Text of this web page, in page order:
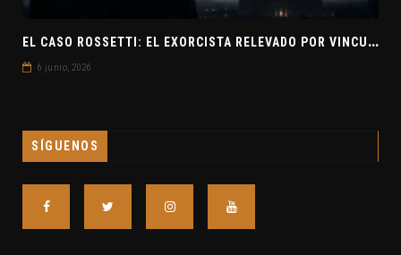
E
L CASO ROSSETTI: EL EXORCISTA RELEVADO POR VINCULAR OVNIS Y DEMONIOS
6 junio, 2026
SÍGUENOS